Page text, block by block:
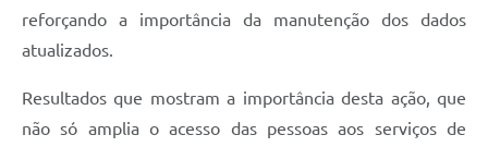
reforçando a importância da manutenção dos dados
atualizados.
Resultados que mostram a importância desta ação, que
não só amplia o acesso das pessoas aos serviços de